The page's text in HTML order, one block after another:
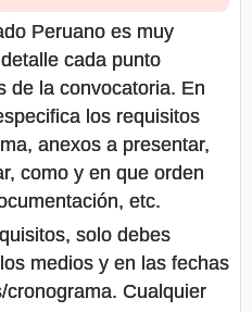
Peruano es muy
cada punto
de la convocatoria. En
los requisitos
anexos a presentar,
como y en que orden
etc.
solo debes
medios y en las fechas
Cualquier